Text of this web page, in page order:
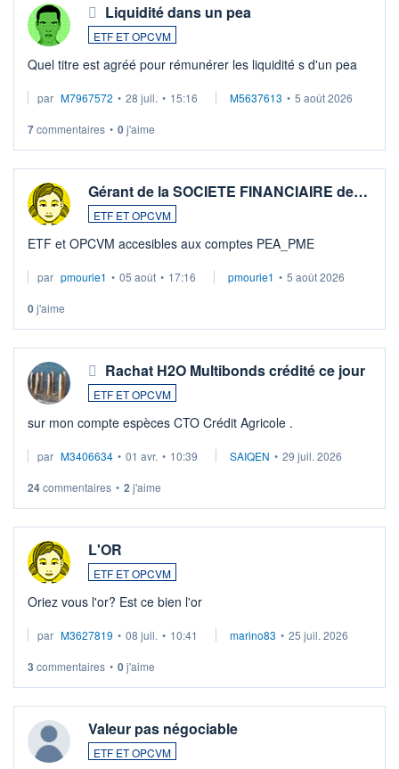
Liquidité dans un pea
ETF ET OPCVM
Quel titre est agréé pour rémunérer les liquidité s d'un pea
par M7967572 • 28 juil. • 15:16 M5637613 • 5 août 2026
7commentaires • 0j'aime
Gérant de la SOCIETE FINANCIAIRE de…
ETF ET OPCVM
ETF et OPCVM accesibles aux comptes PEA_PME
par pmourie1 • 05 août • 17:16 pmourie1 • 5 août 2026
0j'aime
Rachat H2O Multibonds crédité ce jour
ETF ET OPCVM
sur mon compte espèces CTO Crédit Agricole .
par M3406634 • 01 avr. • 10:39 SAIQEN • 29 juil. 2026
24commentaires • 2 j'aime
L'OR
ETF ET OPCVM
Oriez vous l'or? Est ce bien l'or
par M3627819 • 08 juil. • 10:41 marino83 • 25 juil. 2026
3 commentaires • 0j'aime
Valeur pas négociable
ETF ET OPCVM